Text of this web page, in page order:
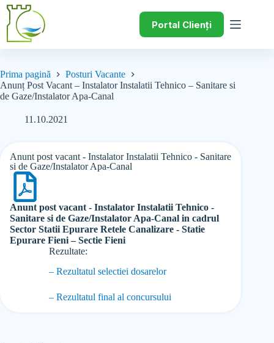
Portal Clienți
Prima pagină
Posturi Vacante
Anunț Post Vacant – Instalator Instalatii Tehnico – Sanitare si
de Gaze/Instalator Apa-Canal
11.10.2021
Anunt post vacant - Instalator Instalatii Tehnico - Sanitare
si de Gaze/Instalator Apa-Canal
Anunt post vacant - Instalator Instalatii Tehnico -
Sanitare si de Gaze/Instalator Apa-Canal in cadrul
Sector Statii Epurare Retele Canalizare - Statie
Epurare Fieni – Sectie Fieni
Rezultate:
– Rezultatul selectiei dosarelor
– Rezultatul final al concursului